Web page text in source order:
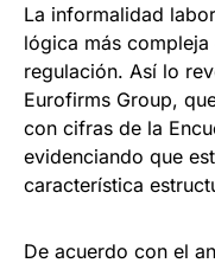
La informalidad
lógica más
regulación. Así lo
Eurofirms Group,
con cifras de la
evidenciando que
característica
De acuerdo con el